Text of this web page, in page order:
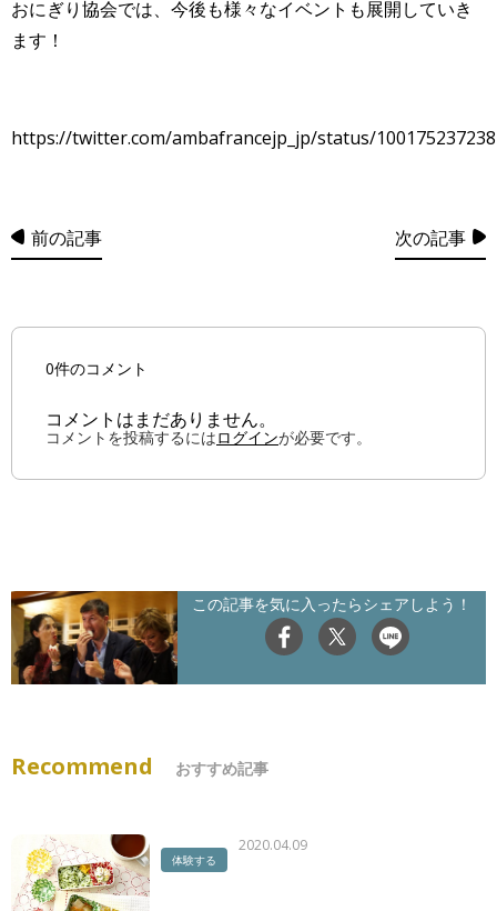
おにぎり協会では、今後も様々なイベントも展開していき
ます！
https://twitter.com/ambafrancejp_jp/status/
前の記事 次の記事
0件のコメント
コメントはまだありません。
コメントを投稿するにはログインが必要です。
この記事を気に入ったらシェアしよう！
Recommend おすすめ記事
体験する
2020.04.09